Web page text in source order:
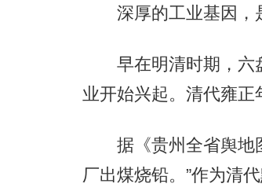
深厚的工业基因，
早在明清时期，六盘
业开始兴起。清代雍正
据《贵州全省舆地图
厂出煤烧铅。”作为清